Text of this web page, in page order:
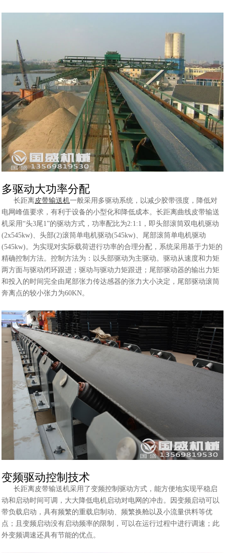
多驱动大功率分配
长距离皮带输送机一般采用多驱动系统，以减少胶带强度，降低对
电网峰值要求，有利于设备的小型化和降低成本。长距离曲线皮带输送
机采用“头3尾1”的驱动方式，功率配比为2:1:1，即头部滚筒双电机驱动
(2x545kw)、头部(2)滚筒单电机驱动(545kw)、尾部滚筒单电机驱动
(545kw)。为实现对实际载荷进行功率的合理分配，系统采用基于力矩的
精确控制方法。控制方法为：以头部驱动为主驱动。驱动从速度和力矩
两方面与驱动闭环跟进；驱动与驱动力矩跟进；尾部驱动器的输出力矩
和投入的时间完全由尾部张力传达感器的张力大小决定，尾部驱动滚筒
奔离点的较小张力为60KN。
变频驱动控制技术
长距离皮带输送机采用了变频控制驱动方式，能方便地实现平稳启
动和启动时间可调，大大降低电机启动对电网的冲击。因变频启动可以
带负载启动，具有频繁的重载启制动、频繁换舱以及小流量供料等优
点；且变频启动没有启动频率的限制，可以在运行过程中进行调速；此
外变频调速还具有节能的优点。